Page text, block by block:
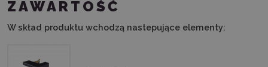
ZAWARTOŚĆ
W skład produktu wchodzą nastepujące elementy: